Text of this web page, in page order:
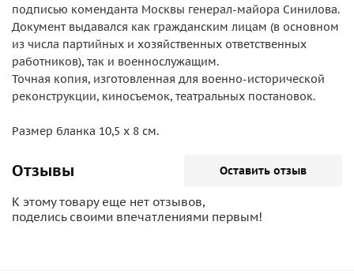
подписью коменданта Москвы генерал-майора Синилова.
Документ выдавался как гражданским лицам (в основном
из числа партийных и хозяйственных ответственных
работников), так и военнослужащим.
Точная копия, изготовленная для военно-исторической
реконструкции, киносъемок, театральных постановок.
Размер бланка 10,5 х 8 см.
Отзывы Оставить отзыв
К этому товару еще нет отзывов,
поделись своими впечатлениями первым!